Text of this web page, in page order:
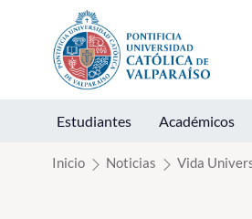
Click acá para ir directamente al
Estudiantes Académicos
Inicio Noticias Vida